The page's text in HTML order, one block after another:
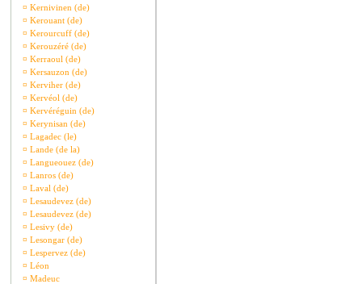
¤ Kernivinen (de)
¤ Kerouant (de)
¤ Kerourcuff (de)
¤ Kerouzéré (de)
¤ Kerraoul (de)
¤ Kersauzon (de)
¤ Kerviher (de)
¤ Kervéol (de)
¤ Kervéréguin (de)
¤ Kerynisan (de)
¤ Lagadec (le)
¤ Lande (de la)
¤ Langueouez (de)
¤ Lanros (de)
¤ Laval (de)
¤ Lesaudevez (de)
¤ Lesaudevez (de)
¤ Lesivy (de)
¤ Lesongar (de)
¤ Lespervez (de)
¤ Léon
¤ Madeuc